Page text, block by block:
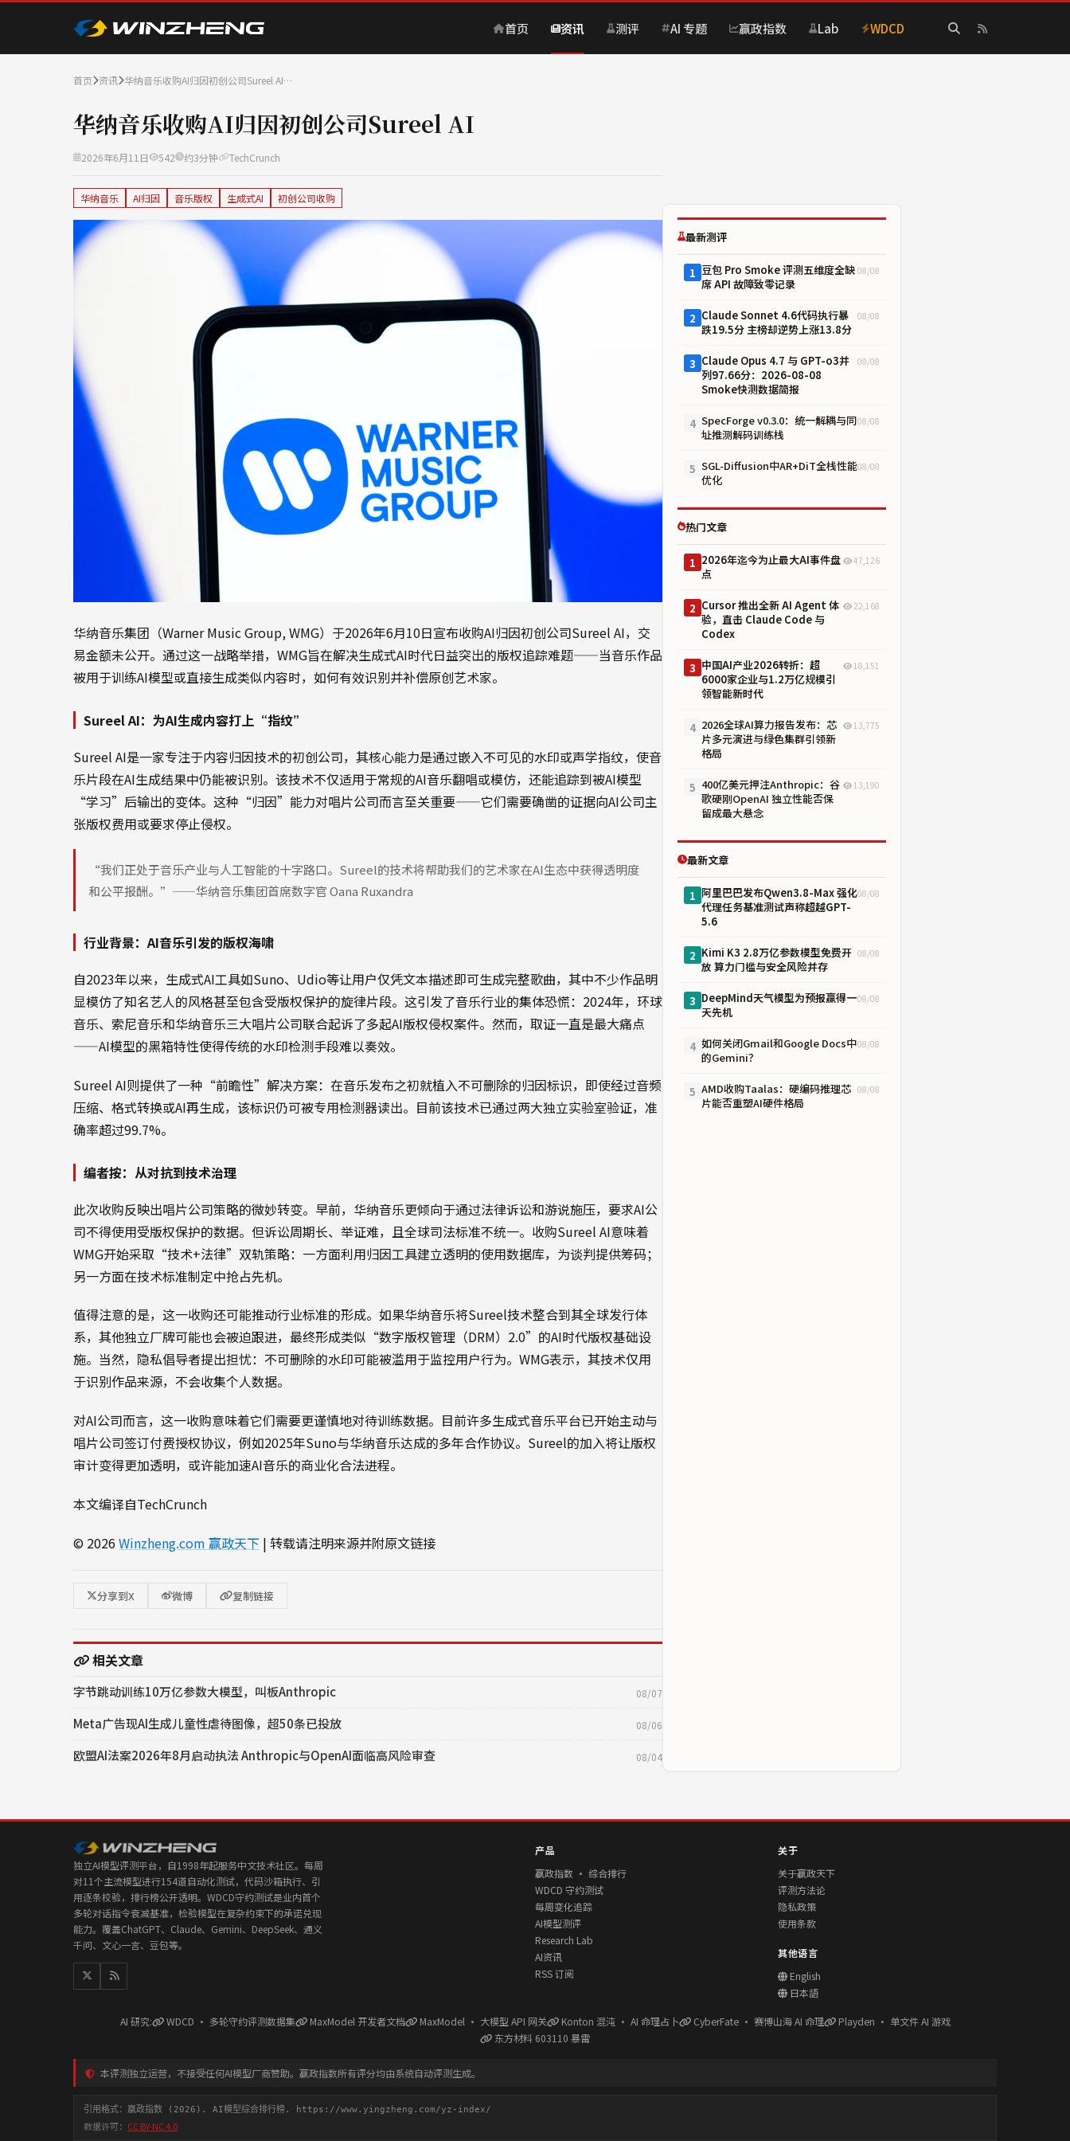
首页 资讯 测评 AI 专题 赢政指数 Lab WDCD
首页 资讯 华纳音乐收购AI归因初创公司Sureel AI…
华纳音乐收购AI归因初创公司Sureel AI
2026年6月11日 542 约3分钟 TechCrunch
华纳音乐 AI归因 音乐版权 生成式AI 初创公司收购
华纳音乐集团（Warner Music Group, WMG）于2026年6月10日宣布收购AI归因初创公司Sureel AI，交
易金额未公开。通过这一战略举措，WMG旨在解决生成式AI时代日益突出的版权追踪难题——当音乐作品
被用于训练AI模型或直接生成类似内容时，如何有效识别并补偿原创艺术家。
Sureel AI：为AI生成内容打上“指纹”
Sureel AI是一家专注于内容归因技术的初创公司，其核心能力是通过嵌入不可见的水印或声学指纹，使音
乐片段在AI生成结果中仍能被识别。该技术不仅适用于常规的AI音乐翻唱或模仿，还能追踪到被AI模型
“学习”后输出的变体。这种“归因”能力对唱片公司而言至关重要——它们需要确凿的证据向AI公司主
张版权费用或要求停止侵权。
“我们正处于音乐产业与人工智能的十字路口。Sureel的技术将帮助我们的艺术家在AI生态中获得透明度
和公平报酬。”——华纳音乐集团首席数字官 Oana Ruxandra
行业背景：AI音乐引发的版权海啸
自2023年以来，生成式AI工具如Suno、Udio等让用户仅凭文本描述即可生成完整歌曲，其中不少作品明
显模仿了知名艺人的风格甚至包含受版权保护的旋律片段。这引发了音乐行业的集体恐慌：2024年，环球
音乐、索尼音乐和华纳音乐三大唱片公司联合起诉了多起AI版权侵权案件。然而，取证一直是最大痛点
——AI模型的黑箱特性使得传统的水印检测手段难以奏效。
Sureel AI则提供了一种“前瞻性”解决方案：在音乐发布之初就植入不可删除的归因标识，即使经过音频
压缩、格式转换或AI再生成，该标识仍可被专用检测器读出。目前该技术已通过两大独立实验室验证，准
确率超过99.7%。
编者按：从对抗到技术治理
此次收购反映出唱片公司策略的微妙转变。早前，华纳音乐更倾向于通过法律诉讼和游说施压，要求AI公
司不得使用受版权保护的数据。但诉讼周期长、举证难，且全球司法标准不统一。收购Sureel AI意味着
WMG开始采取“技术+法律”双轨策略：一方面利用归因工具建立透明的使用数据库，为谈判提供筹码；
另一方面在技术标准制定中抢占先机。
值得注意的是，这一收购还可能推动行业标准的形成。如果华纳音乐将Sureel技术整合到其全球发行体
系，其他独立厂牌可能也会被迫跟进，最终形成类似“数字版权管理（DRM）2.0”的AI时代版权基础设
施。当然，隐私倡导者提出担忧：不可删除的水印可能被滥用于监控用户行为。WMG表示，其技术仅用
于识别作品来源，不会收集个人数据。
对AI公司而言，这一收购意味着它们需要更谨慎地对待训练数据。目前许多生成式音乐平台已开始主动与
唱片公司签订付费授权协议，例如2025年Suno与华纳音乐达成的多年合作协议。Sureel的加入将让版权
审计变得更加透明，或许能加速AI音乐的商业化合法进程。
本文编译自TechCrunch
© 2026 Winzheng.com 赢政天下 | 转载请注明来源并附原文链接
分享到X 微博 复制链接
相关文章
字节跳动训练10万亿参数大模型，叫板Anthropic 08/07
Meta广告现AI生成儿童性虐待图像，超50条已投放 08/06
欧盟AI法案2026年8月启动执法 Anthropic与OpenAI面临高风险审查 08/04
最新测评
1 豆包 Pro Smoke 评测五维度全缺
席 API 故障致零记录
08/08
2 Claude Sonnet 4.6代码执行暴
跌19.5分 主榜却逆势上涨13.8分
08/08
3 Claude Opus 4.7 与 GPT-o3并
列97.66分：2026-08-08
Smoke快测数据简报
08/08
4 SpecForge v0.3.0：统一解耦与同
址推测解码训练栈
08/08
5 SGL-Diffusion中AR+DiT全栈性能
优化
08/08
热门文章
1 2026年迄今为止最大AI事件盘
点
47,126
2 Cursor 推出全新 AI Agent 体
验，直击 Claude Code 与
Codex
22,168
3 中国AI产业2026转折：超
6000家企业与1.2万亿规模引
领智能新时代
18,151
4 2026全球AI算力报告发布：芯
片多元演进与绿色集群引领新
格局
13,775
5 400亿美元押注Anthropic：谷
歌硬刚OpenAI 独立性能否保
留成最大悬念
13,190
最新文章
1 阿里巴巴发布Qwen3.8-Max 强化
代理任务基准测试声称超越GPT-
5.6
08/08
2 Kimi K3 2.8万亿参数模型免费开
放 算力门槛与安全风险并存
08/08
3 DeepMind天气模型为预报赢得一
天先机
08/08
4 如何关闭Gmail和Google Docs中
的Gemini？
08/08
5 AMD收购Taalas：硬编码推理芯
片能否重塑AI硬件格局
08/08
独立AI模型评测平台，自1998年起服务中文技术社区。每周
对11个主流模型进行154道自动化测试，代码沙箱执行、引
用逐条校验，排行榜公开透明。WDCD守约测试是业内首个
多轮对话指令衰减基准，检验模型在复杂约束下的承诺兑现
能力。覆盖ChatGPT、Claude、Gemini、DeepSeek、通义
千问、文心一言、豆包等。
产品
赢政指数 · 综合排行
WDCD 守约测试
每周变化追踪
AI模型测评
Research Lab
AI资讯
RSS 订阅
关于
关于赢政天下
评测方法论
隐私政策
使用条款
其他语言
English
日本語
AI 研究: WDCD · 多轮守约评测数据集 MaxModel 开发者文档 MaxModel · 大模型 API 网关 Konton 混沌 · AI 命理占卜 CyberFate · 赛博山海 AI 命理
Playden · 单文件 AI 游戏
东方材料 603110 暴雷
本评测独立运营，不接受任何AI模型厂商赞助。赢政指数所有评分均由系统自动评测生成。
引用格式：赢政指数 (2026). AI模型综合排行榜. https://www.yingzheng.com/yz-index/
数据许可： CC BY-NC 4.0